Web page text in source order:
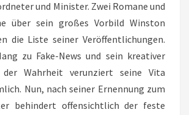
und Minister. Zwei Romane und
über sein großes Vorbild Winston
die Liste seiner Veröffentlichungen.
zu Fake-News und sein kreativer
Wahrheit verunziert seine Vita
Nun, nach seiner Ernennung zum
behindert offensichtlich der feste